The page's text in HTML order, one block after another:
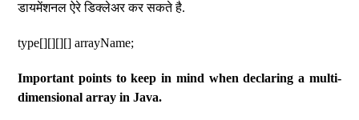
डायमेंशनल ऐरे डिक्लेअर कर सकते है.
type[][][][] arrayName;
Important points to keep in mind when declaring a multi-
dimensional array in Java.